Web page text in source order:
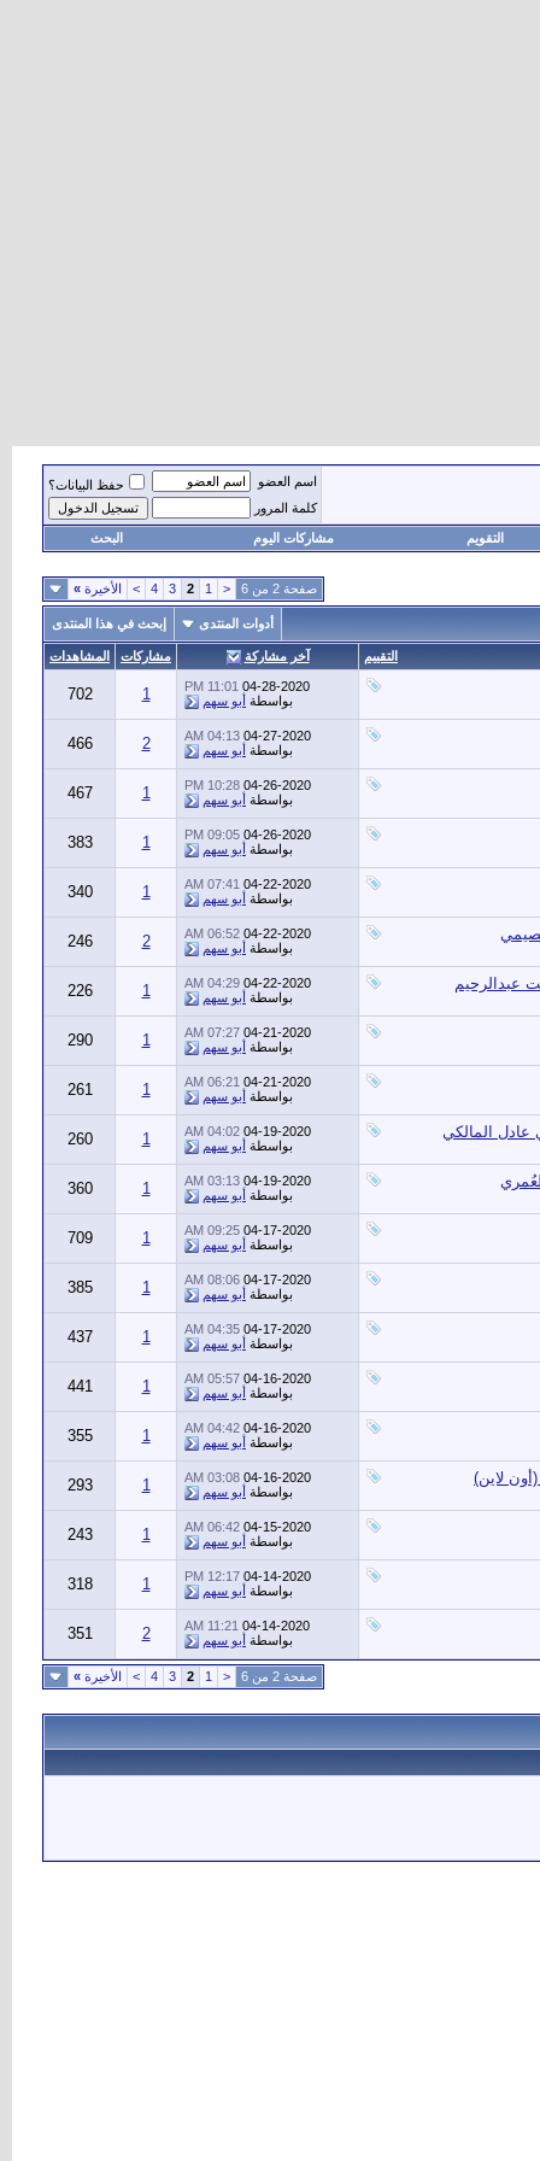
اسم العضو
حفظ البيانات؟
كلمة المرور
التقويم مشاركات اليوم البحث
صفحة 2 من 6 <
1
2
3
4
> الأخيرة »
أدوات المنتدى إبحث في هذا المنتدى
التقييم آخر مشاركة مشاركات المشاهدات
04-28-2020
11:01 PM
بواسطة أبو سهم 1
702
04-27-2020
04:13 AM
بواسطة أبو سهم 2
466
04-26-2020
10:28 PM
بواسطة أبو سهم 1
467
04-26-2020
09:05 PM
بواسطة أبو سهم 1
383
04-22-2020
07:41 AM
بواسطة أبو سهم 1
340
04-22-2020
06:52 AM
بواسطة أبو سهم 2
246
عبدالرحيم 04-22-2020
04:29 AM
بواسطة أبو سهم 1
226
04-21-2020
07:27 AM
بواسطة أبو سهم 1
290
04-21-2020
06:21 AM
بواسطة أبو سهم 1
261
عادل المالكي 04-19-2020
04:02 AM
بواسطة أبو سهم 1
260
04-19-2020
03:13 AM
بواسطة أبو سهم 1
360
04-17-2020
09:25 AM
بواسطة أبو سهم 1
709
04-17-2020
08:06 AM
بواسطة أبو سهم 1
385
04-17-2020
04:35 AM
بواسطة أبو سهم 1
437
04-16-2020
05:57 AM
بواسطة أبو سهم 1
441
04-16-2020
04:42 AM
بواسطة أبو سهم 1
355
لاين) 04-16-2020
03:08 AM
بواسطة أبو سهم 1
293
04-15-2020
06:42 AM
بواسطة أبو سهم 1
243
04-14-2020
12:17 PM
بواسطة أبو سهم 1
318
04-14-2020
11:21 AM
بواسطة أبو سهم 2
351
صفحة 2 من 6 <
1
2
3
4
> الأخيرة »